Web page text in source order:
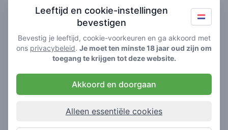
sweet candy
wiet
€ 6,00
birthday cake
Leeftijd en cookie-instellingen
bevestigen
Bevestig je leeftijd, cookie-voorkeuren en ga akkoord met
ons privacybeleid. Je moet ten minste 18 jaar oud zijn om
toegang te krijgen tot deze website.
Akkoord en doorgaan
Alleen essentiële cookies